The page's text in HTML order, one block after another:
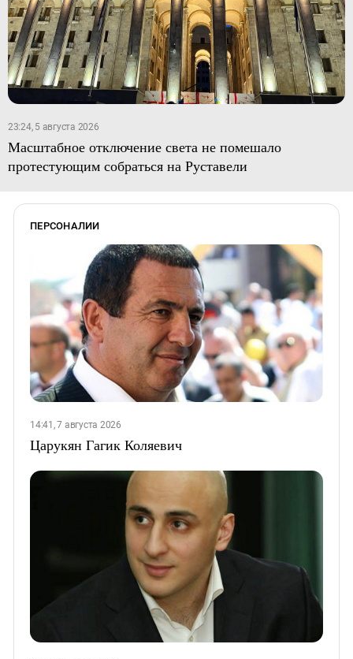
23:24, 5 августа 2026
Масштабное отключение света не помешало
протестующим собраться на Руставели
ПЕРСОНАЛИИ
14:41, 7 августа 2026
Царукян Гагик Коляевич